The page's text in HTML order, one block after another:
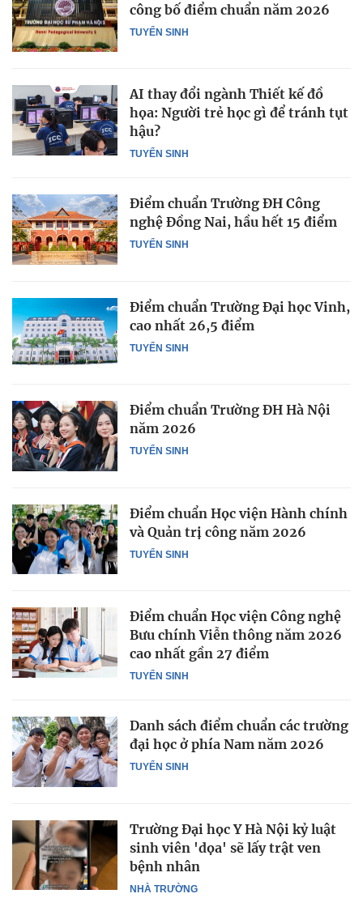
TUYỂN SINH
công bố điểm chuẩn năm 2026
TUYỂN SINH
AI thay đổi ngành Thiết kế đồ
họa: Người trẻ học gì để tránh tụt
hậu?
TUYỂN SINH
Điểm chuẩn Trường ĐH Công
nghệ Đồng Nai, hầu hết 15 điểm
TUYỂN SINH
Điểm chuẩn Trường Đại học Vinh,
cao nhất 26,5 điểm
TUYỂN SINH
Điểm chuẩn Trường ĐH Hà Nội
năm 2026
TUYỂN SINH
Điểm chuẩn Học viện Hành chính
và Quản trị công năm 2026
TUYỂN SINH
Điểm chuẩn Học viện Công nghệ
Bưu chính Viễn thông năm 2026
cao nhất gần 27 điểm
TUYỂN SINH
Danh sách điểm chuẩn các trường
đại học ở phía Nam năm 2026
NHÀ TRƯỜNG
Trường Đại học Y Hà Nội kỷ luật
sinh viên 'dọa' sẽ lấy trật ven
bệnh nhân